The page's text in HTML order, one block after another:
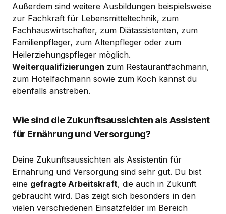
Außerdem sind weitere Ausbildungen beispielsweise
zur Fachkraft für Lebensmitteltechnik, zum
Fachhauswirtschafter, zum Diätassistenten, zum
Familienpfleger, zum Altenpfleger oder zum
Heilerziehungspfleger möglich.
Weiterqualifizierungen zum Restaurantfachmann,
zum Hotelfachmann sowie zum Koch kannst du
ebenfalls anstreben.
Wie sind die Zukunftsaussichten als Assistent
für Ernährung und Versorgung?
Deine Zukunftsaussichten als Assistentin für
Ernährung und Versorgung sind sehr gut. Du bist
eine gefragte Arbeitskraft, die auch in Zukunft
gebraucht wird. Das zeigt sich besonders in den
vielen verschiedenen Einsatzfelder im Bereich